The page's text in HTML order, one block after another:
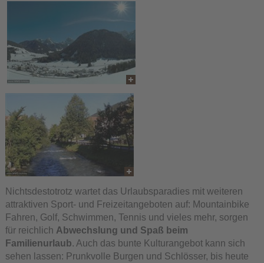
Nichtsdestotrotz wartet das Urlaubsparadies mit weiteren
attraktiven Sport- und Freizeitangeboten auf: Mountainbike
Fahren, Golf, Schwimmen, Tennis und vieles mehr, sorgen
für reichlich Abwechslung und Spaß beim
Familienurlaub. Auch das bunte Kulturangebot kann sich
sehen lassen: Prunkvolle Burgen und Schlösser, bis heute